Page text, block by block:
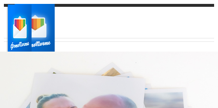
Ваш регион доставки